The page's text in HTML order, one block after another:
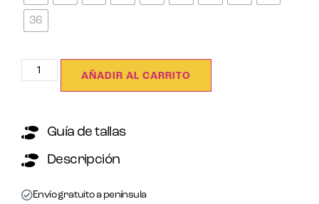
36
AÑADIR AL CARRITO
Guía de tallas
Descripción
Envío gratuito a península